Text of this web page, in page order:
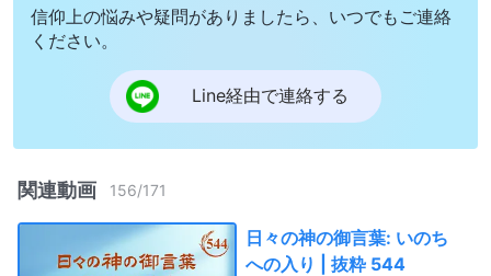
信仰上の悩みや疑問がありましたら、いつでもご連絡
ください。
Line経由で連絡する
関連動画 156/171
日々の神の御言葉: いのち
への入り | 抜粋 544